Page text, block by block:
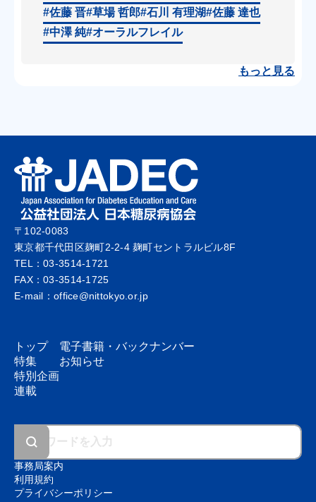
#佐藤 晋#草場 哲郎#石川 有理湖#佐藤 達也
#中澤 純#オーラルフレイル
もっと見る
〒102-0083
東京都千代田区麹町2-2-4 麹町セントラルビル8F
TEL：03-3514-1721
FAX：03-3514-1725
E-mail：office@nittokyo.or.jp
トップ
特集
特別企画
連載
電子書籍・ バックナンバー
お知らせ
事務局案内
利用規約
プライバシーポリシー